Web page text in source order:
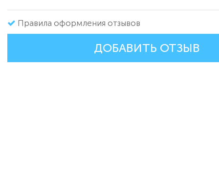
Правила оформления отзывов
ДОБАВИТЬ ОТЗЫВ